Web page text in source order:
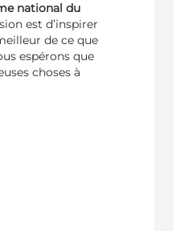
national du
est d’inspirer
de ce que
espérons que
choses à